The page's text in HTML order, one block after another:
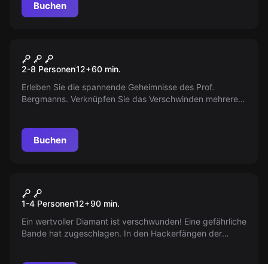
Buchen
Der Virus
2-8 Personen12+60 min.
Erleben Sie die spannende Geheimnisse des Prof.
Bergmanns. Verknüpfen Sie das Verschwinden mehrerer
Derendorf?
Buchen
Neu
Aurora-Vermächtnis
1-4 Personen12+90 min.
Ein wertvoller Diamant ist verschwunden! Eine gefährliche
Bande hat zugeschlagen. In den Hackerfängen der